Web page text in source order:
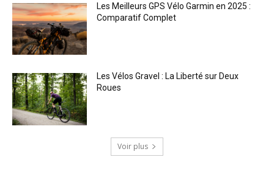
Les Meilleurs GPS Vélo Garmin en 2025 :
Comparatif Complet
Les Vélos Gravel : La Liberté sur Deux
Roues
Voir plus